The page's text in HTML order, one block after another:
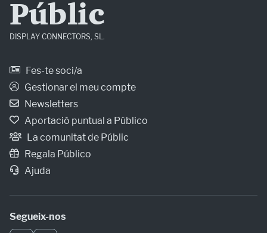
Públic
DISPLAY CONNECTORS, SL.
Fes-te soci/a
Gestionar el meu compte
Newsletters
Aportació puntual a Público
La comunitat de Públic
Regala Público
Ajuda
Segueix-nos